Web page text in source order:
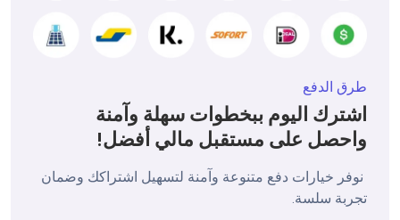
طرق الدفع
اشترك اليوم ببخطوات سهلة وآمنة
واحصل على مستقبل مالي أفضل!
نوفر خيارات دفع متنوعة وآمنة لتسهيل اشتراكك وضمان
تجربة سلسة.